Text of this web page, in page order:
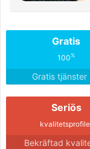
Gratis
100%
Gratis tjänster
Seriös
Bekräftad